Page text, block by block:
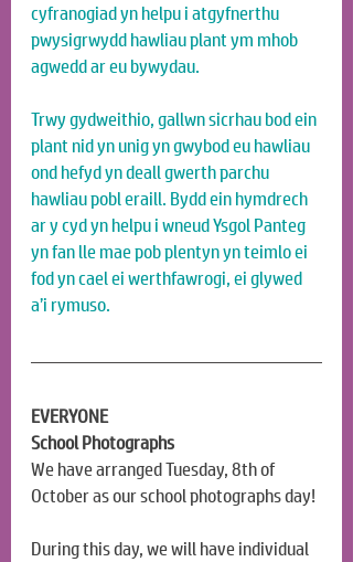
cyfranogiad yn helpu i atgyfnerthu
pwysigrwydd hawliau plant ym mhob
agwedd ar eu bywydau.
Trwy gydweithio, gallwn sicrhau bod ein
plant nid yn unig yn gwybod eu hawliau
ond hefyd yn deall gwerth parchu
hawliau pobl eraill. Bydd ein hymdrech
ar y cyd yn helpu i wneud Ysgol Panteg
yn fan lle mae pob plentyn yn teimlo ei
fod yn cael ei werthfawrogi, ei glywed
a’i rymuso.
EVERYONE
School Photographs
We have arranged Tuesday, 8th of
October as our school photographs day!
During this day, we will have individual